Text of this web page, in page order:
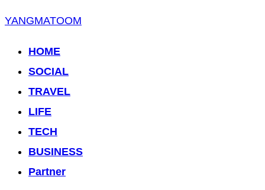
Skip
YANGMATOOM
HOME
SOCIAL
TRAVEL
LIFE
TECH
BUSINESS
Partner